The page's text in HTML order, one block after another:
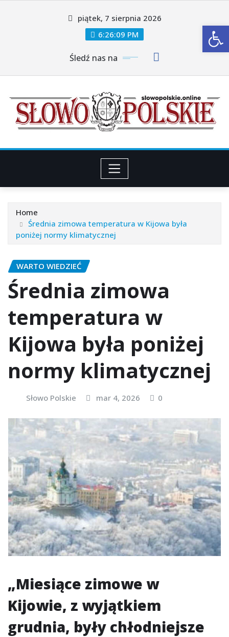
piątek, 7 sierpnia 2026
6:26:11 PM
Śledź nas na
Home
Średnia zimowa temperatura w Kijowa była
poniżej normy klimatycznej
WARTO WIEDZIEĆ
Średnia zimowa
temperatura w
Kijowa była poniżej
normy klimatycznej
Słowo Polskie mar 4, 2026 0
„Miesiące zimowe w
Kijowie, z wyjątkiem
grudnia, były chłodniejsze